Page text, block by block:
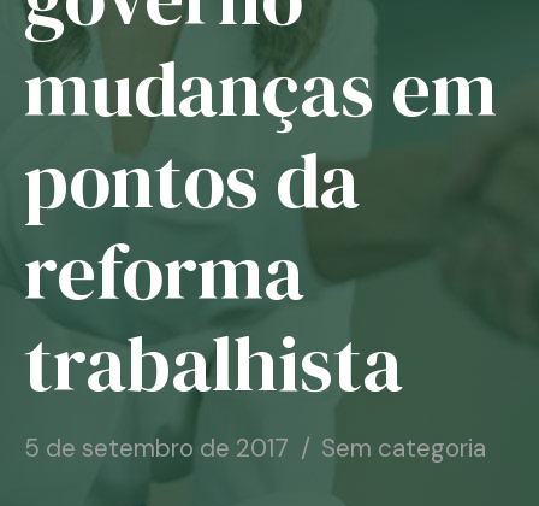
Notícias
Associe-se
mudanças em
pontos da
reforma
trabalhista
5 de setembro de 2017 Sem categoria